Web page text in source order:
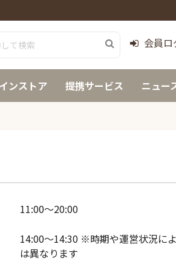
会員ロ
ンストア 提携サービス ニュー
11:00～20:00
14:00～14:30 ※時期や運営状況に
は異なります